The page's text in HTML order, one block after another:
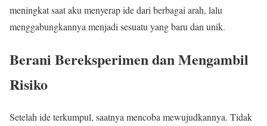
meningkat saat aku menyerap ide dari berbagai arah, lalu
menggabungkannya menjadi sesuatu yang baru dan unik.
Berani Bereksperimen dan Mengambil
Risiko
Setelah ide terkumpul, saatnya mencoba mewujudkannya. Tidak